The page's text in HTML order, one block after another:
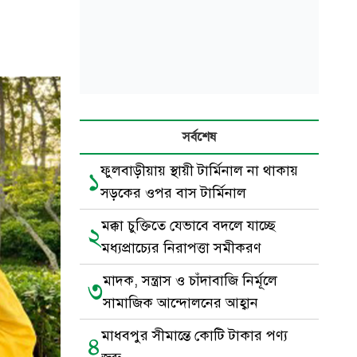
সর্বশেষ
১ফুলবাড়ীয়ায় স্থায়ী টার্মিনাল না থাকায়
সড়কের ওপর বাস টার্মিনাল
২মক্কা চুক্তিতে যেভাবে বদলে যাচ্ছে
মধ্যপ্রাচ্যের নিরাপত্তা সমীকরণ
৩মাদক, সন্ত্রাস ও চাঁদাবাজি নির্মূলে
সামাজিক আন্দোলনের আহ্বান
৪মাধবপুর সীমান্তে কোটি টাকার পণ্য